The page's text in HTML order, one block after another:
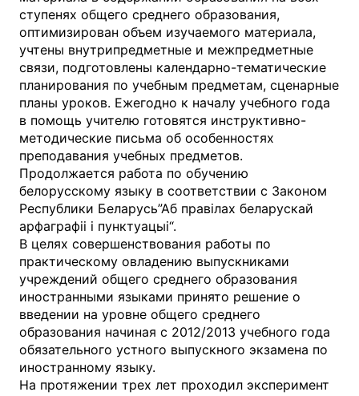
ступенях общего среднего образования,
оптимизирован объем изучаемого материала,
учтены внутрипредметные и межпредметные
связи, подготовлены календарно-тематические
планирования по учебным предметам, сценарные
планы уроков. Ежегодно к началу учебного года
в помощь учителю готовятся инструктивно-
методические письма об особенностях
преподавания учебных предметов.
Продолжается работа по обучению
белорусскому языку в соответствии с Законом
Республики Беларусь”Аб правілах беларускай
арфаграфіі і пунктуацыі“.
В целях совершенствования работы по
практическому овладению выпускниками
учреждений общего среднего образования
иностранными языками принято решение о
введении на уровне общего среднего
образования начиная с 2012/2013 учебного года
обязательного устного выпускного экзамена по
иностранному языку.
На протяжении трех лет проходил эксперимент